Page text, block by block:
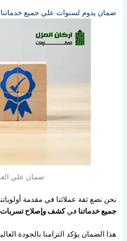
ضمان يدوم لسنوات علي جميع خدماتنا
ضمان علي
نحن نضع ثقة عملائنا في مقدمة
جميع خدماتنا فيكشف وإصلاح تسربات
هذا الضمان يؤكد التزامنا بالجودة